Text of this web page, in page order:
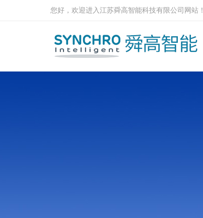
您好，欢迎进入江苏舜高智能科技有限公司网站！